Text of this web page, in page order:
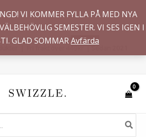
VI KOMMER FYLLA PÅ MED NYA
SEMESTER. VI SES IGEN I
GLAD SOMMARAvfärda